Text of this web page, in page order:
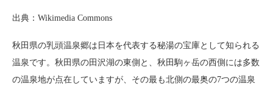
出典：Wikimedia Commons
秋田県の乳頭温泉郷は日本を代表する秘湯の宝庫として知られる
温泉です。秋田県の田沢湖の東側と、秋田駒ヶ岳の西側には多数
の温泉地が点在していますが、その最も北側の最奥の7つの温泉